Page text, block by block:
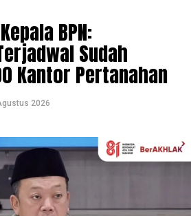
BPN:
Sudah
Kantor Pertanahan
2026